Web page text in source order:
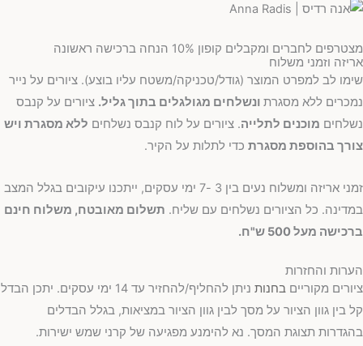
מצטרפים לחברים ומקבלים קופון 10% הנחה ברכישה ראשונה
אריזה וזמני משלוח
שימו לב למפרט המוצר (גודל/טכניקה/משטח עליו בוצע). ציורים על נייר
נמכרים ללא מסגרת ונשלחים מגולגלים בתוך גליל. ציורים על קנבס
נשלחים מוכנים לתלייה. ציורים על לוח קנבס נשלחים ללא מסגרת ויש
צורך בהוספת מסגרת כדי לתלות על הקיר.
זמני אריזה ומשלוח נעים בין 3 -7 ימי עסקים, ייתכנו עיקובים בגלל המצב
במדינה. כל הציורים נשלחים עם שליח. תשלום מאובטח, משלוח חינם
ברכישה מעל 500 ש"ח.
הערות והחזרות
ציורים מקוריים בחנות
ניתן להחליף/להחזיר עד 14 ימי עסקים. יתכן הבדל
קל בין גוון הציור על מסך לבין גוון הציור במציאות, בגלל הבדלים
בהגדרות תצוגת המסך. נא להימנע מפגיעה של קרני שמש ישירות.